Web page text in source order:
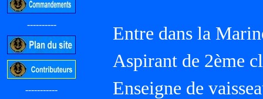
----------
-----------
Entre dans la
Aspirant de 2ème
Enseigne de